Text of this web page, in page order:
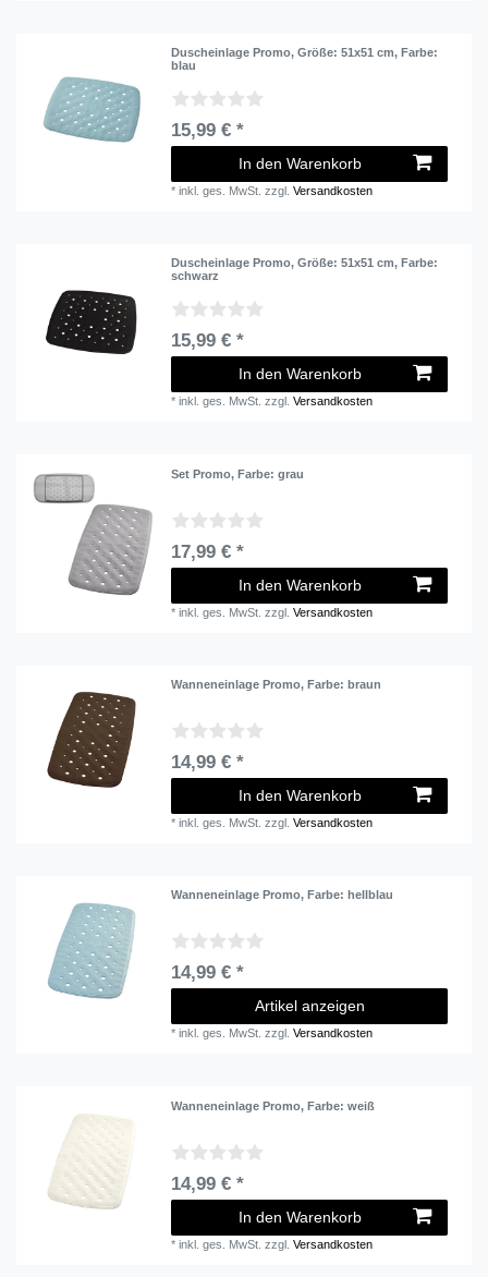
Duscheinlage Promo, Größe: 51x51 cm, Farbe:
blau
15,99 € *
In den Warenkorb
*inkl. ges. MwSt. zzgl.Versandkosten
Duscheinlage Promo, Größe: 51x51 cm, Farbe:
schwarz
15,99 € *
In den Warenkorb
*inkl. ges. MwSt. zzgl.Versandkosten
Set Promo, Farbe: grau
17,99 € *
In den Warenkorb
*inkl. ges. MwSt. zzgl.Versandkosten
Wanneneinlage Promo, Farbe: braun
14,99 € *
In den Warenkorb
*inkl. ges. MwSt. zzgl.Versandkosten
Wanneneinlage Promo, Farbe: hellblau
14,99 € *
Artikel anzeigen
*inkl. ges. MwSt. zzgl.Versandkosten
Wanneneinlage Promo, Farbe: weiß
14,99 € *
In den Warenkorb
*inkl. ges. MwSt. zzgl.Versandkosten